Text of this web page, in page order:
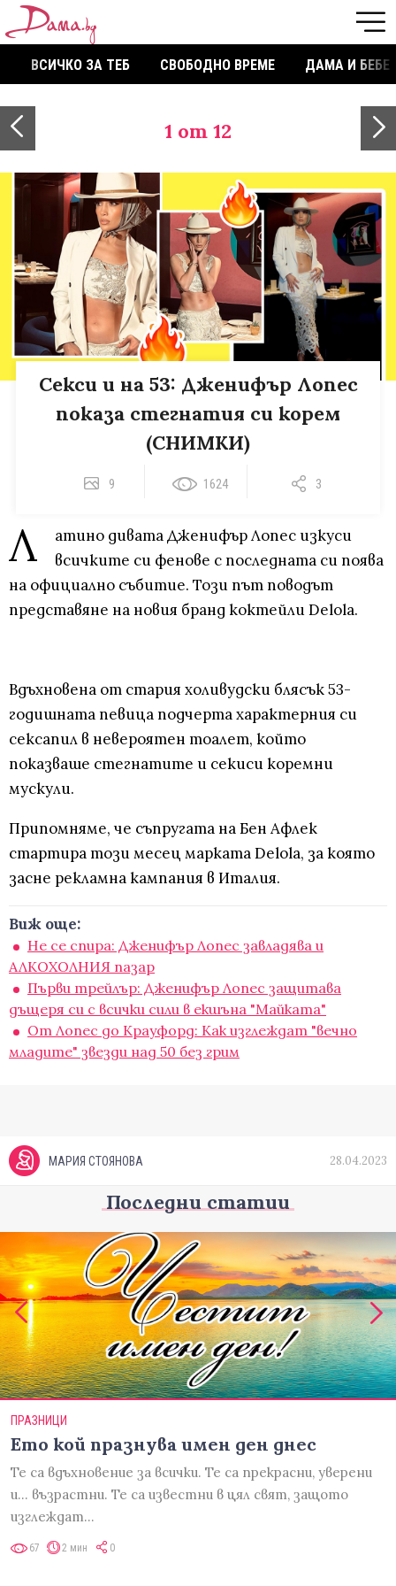
ВСИЧКО ЗА ТЕБ СВОБОДНО ВРЕМЕ ДАМА И БЕБЕ
1 от 12
Секси и на 53: Дженифър Лопес
показа стегнатия си корем
(СНИМКИ)
9 1624 3
Л
атино дивата Дженифър Лопес изкуси
всичките си фенове с последната си поява
на официално събитие. Този път поводът
представяне на новия бранд коктейли Delola.
Вдъхновена от стария холивудски блясък 53-
годишната певица подчерта характерния си
сексапил в невероятен тоалет, който
показваше стегнатите и секиси коремни
мускули.
Припомняме, че съпругата на Бен Афлек
стартира този месец марката Delola, за която
засне рекламна кампания в Италия.
Виж още:
Не се спира: Дженифър Лопес завладява и
АЛКОХОЛНИЯ пазар
Първи трейлър: Дженифър Лопес защитава
дъщеря си с всички сили в екшъна "Майката"
От Лопес до Крауфорд: Как изглеждат "вечно
младите" звезди над 50 без грим
МАРИЯ СТОЯНОВА 28.04.2023
Последни статии
ПРАЗНИЦИ
Ето кой празнува имен ден днес
Те са вдъхновение за всички. Те са прекрасни, уверени
и... възрастни. Те са известни в цял свят, защото
изглеждат…
67 2 мин 0